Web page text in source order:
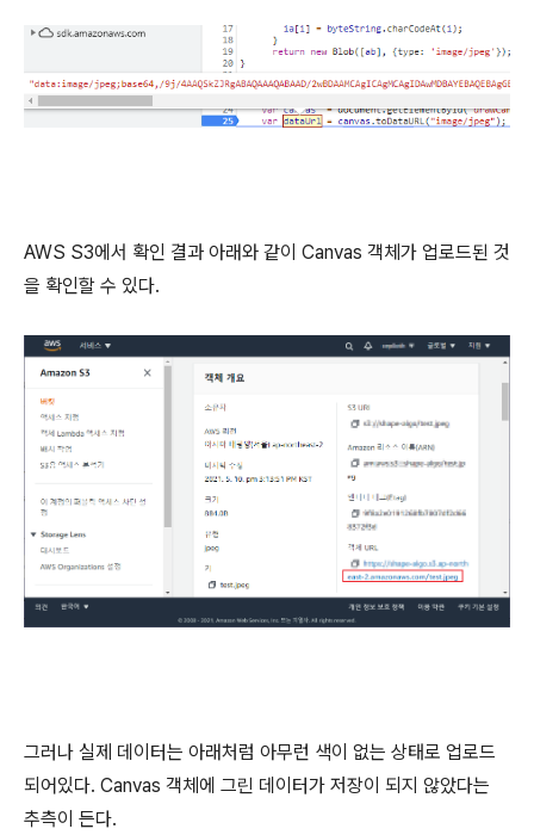
AWS S3에서 확인 결과 아래와 같이 Canvas 객체가 업로드된 것
을 확인할 수 있다.
그러나 실제 데이터는 아래처럼 아무런 색이 없는 상태로 업로드
되어있다. Canvas 객체에 그린 데이터가 저장이 되지 않았다는
추측이 든다.